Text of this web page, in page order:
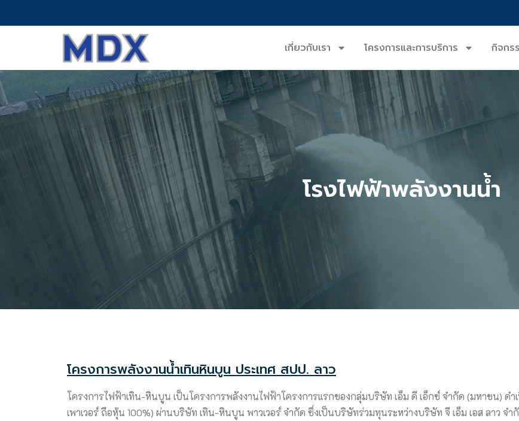
เกี่ยวกับเรา โครงการและการบริการ กิจกร
โรงไฟฟ้าพลังงานน้ำ
โครงการพลังงานน้ำเทินหินบูน ประเทศ สปป. ลาว
โครงการไฟฟ้าเทิน-หินบูน เป็นโครงการพลังงานไฟฟ้าโครงการแรกของกลุ่มบริษัท เอ็ม ดี เอ็กซ์ จำกัด (มหาชน) ดำ
เพาเวอร์ ถือหุ้น 100%) ผ่านบริษัท เทิน-หินบูน พาวเวอร์ จำกัด ซึ่งเป็นบริษัทร่วมทุนระหว่างบริษัท จี เอ็ม เอส ลาว